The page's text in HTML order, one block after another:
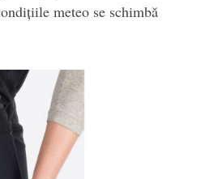
meteo se schimbă